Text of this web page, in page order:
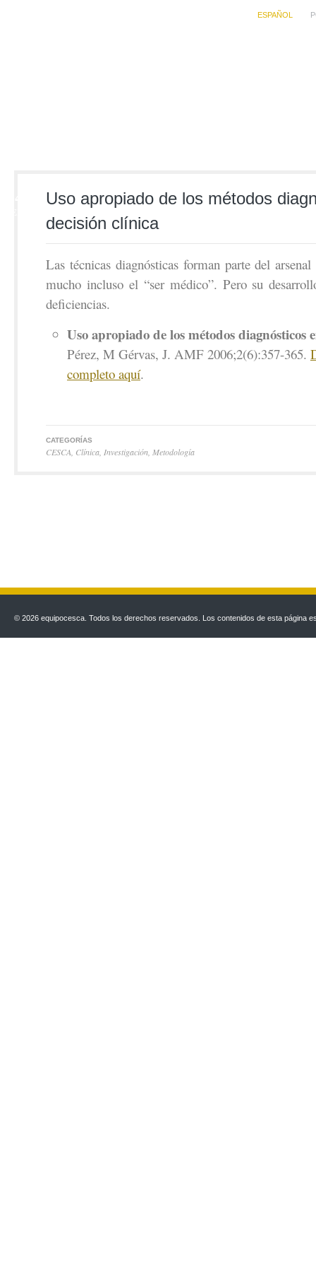
ESPAÑOL
Uso apropiado de los métodos
decisión clínica
Las técnicas diagnósticas forman parte del
mucho incluso el “ser médico”. Pero su
deficiencias.
Uso apropiado de los métodos diagnósticos
Pérez, M Gérvas, J. AMF 2006;2(6):357-365.
completo aquí.
CATEGORÍAS
CESCA Clínica Investigación Metodología
© 2026 equipocesca. Todos los derechos reservados. Los contenidos de esta página